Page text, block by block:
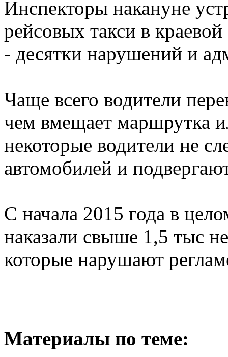
Инспекторы накануне
рейсовых такси в краевой
- десятки нарушений и
Чаще всего водители
чем вмещает маршрутка
некоторые водители не
автомобилей и
С начала 2015 года в
наказали свыше 1,5 тыс
которые нарушают
Материалы по теме: